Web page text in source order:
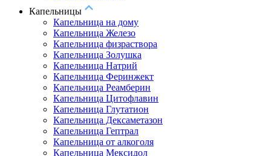
Капельницы
Капельница на дому
Капельница Железо
Капельница физраствора
Капельница Золушка
Капельница Натрий
Капельница Феринжект
Капельница Реамберин
Капельница Цитофлавин
Капельница Глутатион
Капельница Дексаметазон
Капельница Гептрал
Капельница от алкоголя
Капельница Мексидол